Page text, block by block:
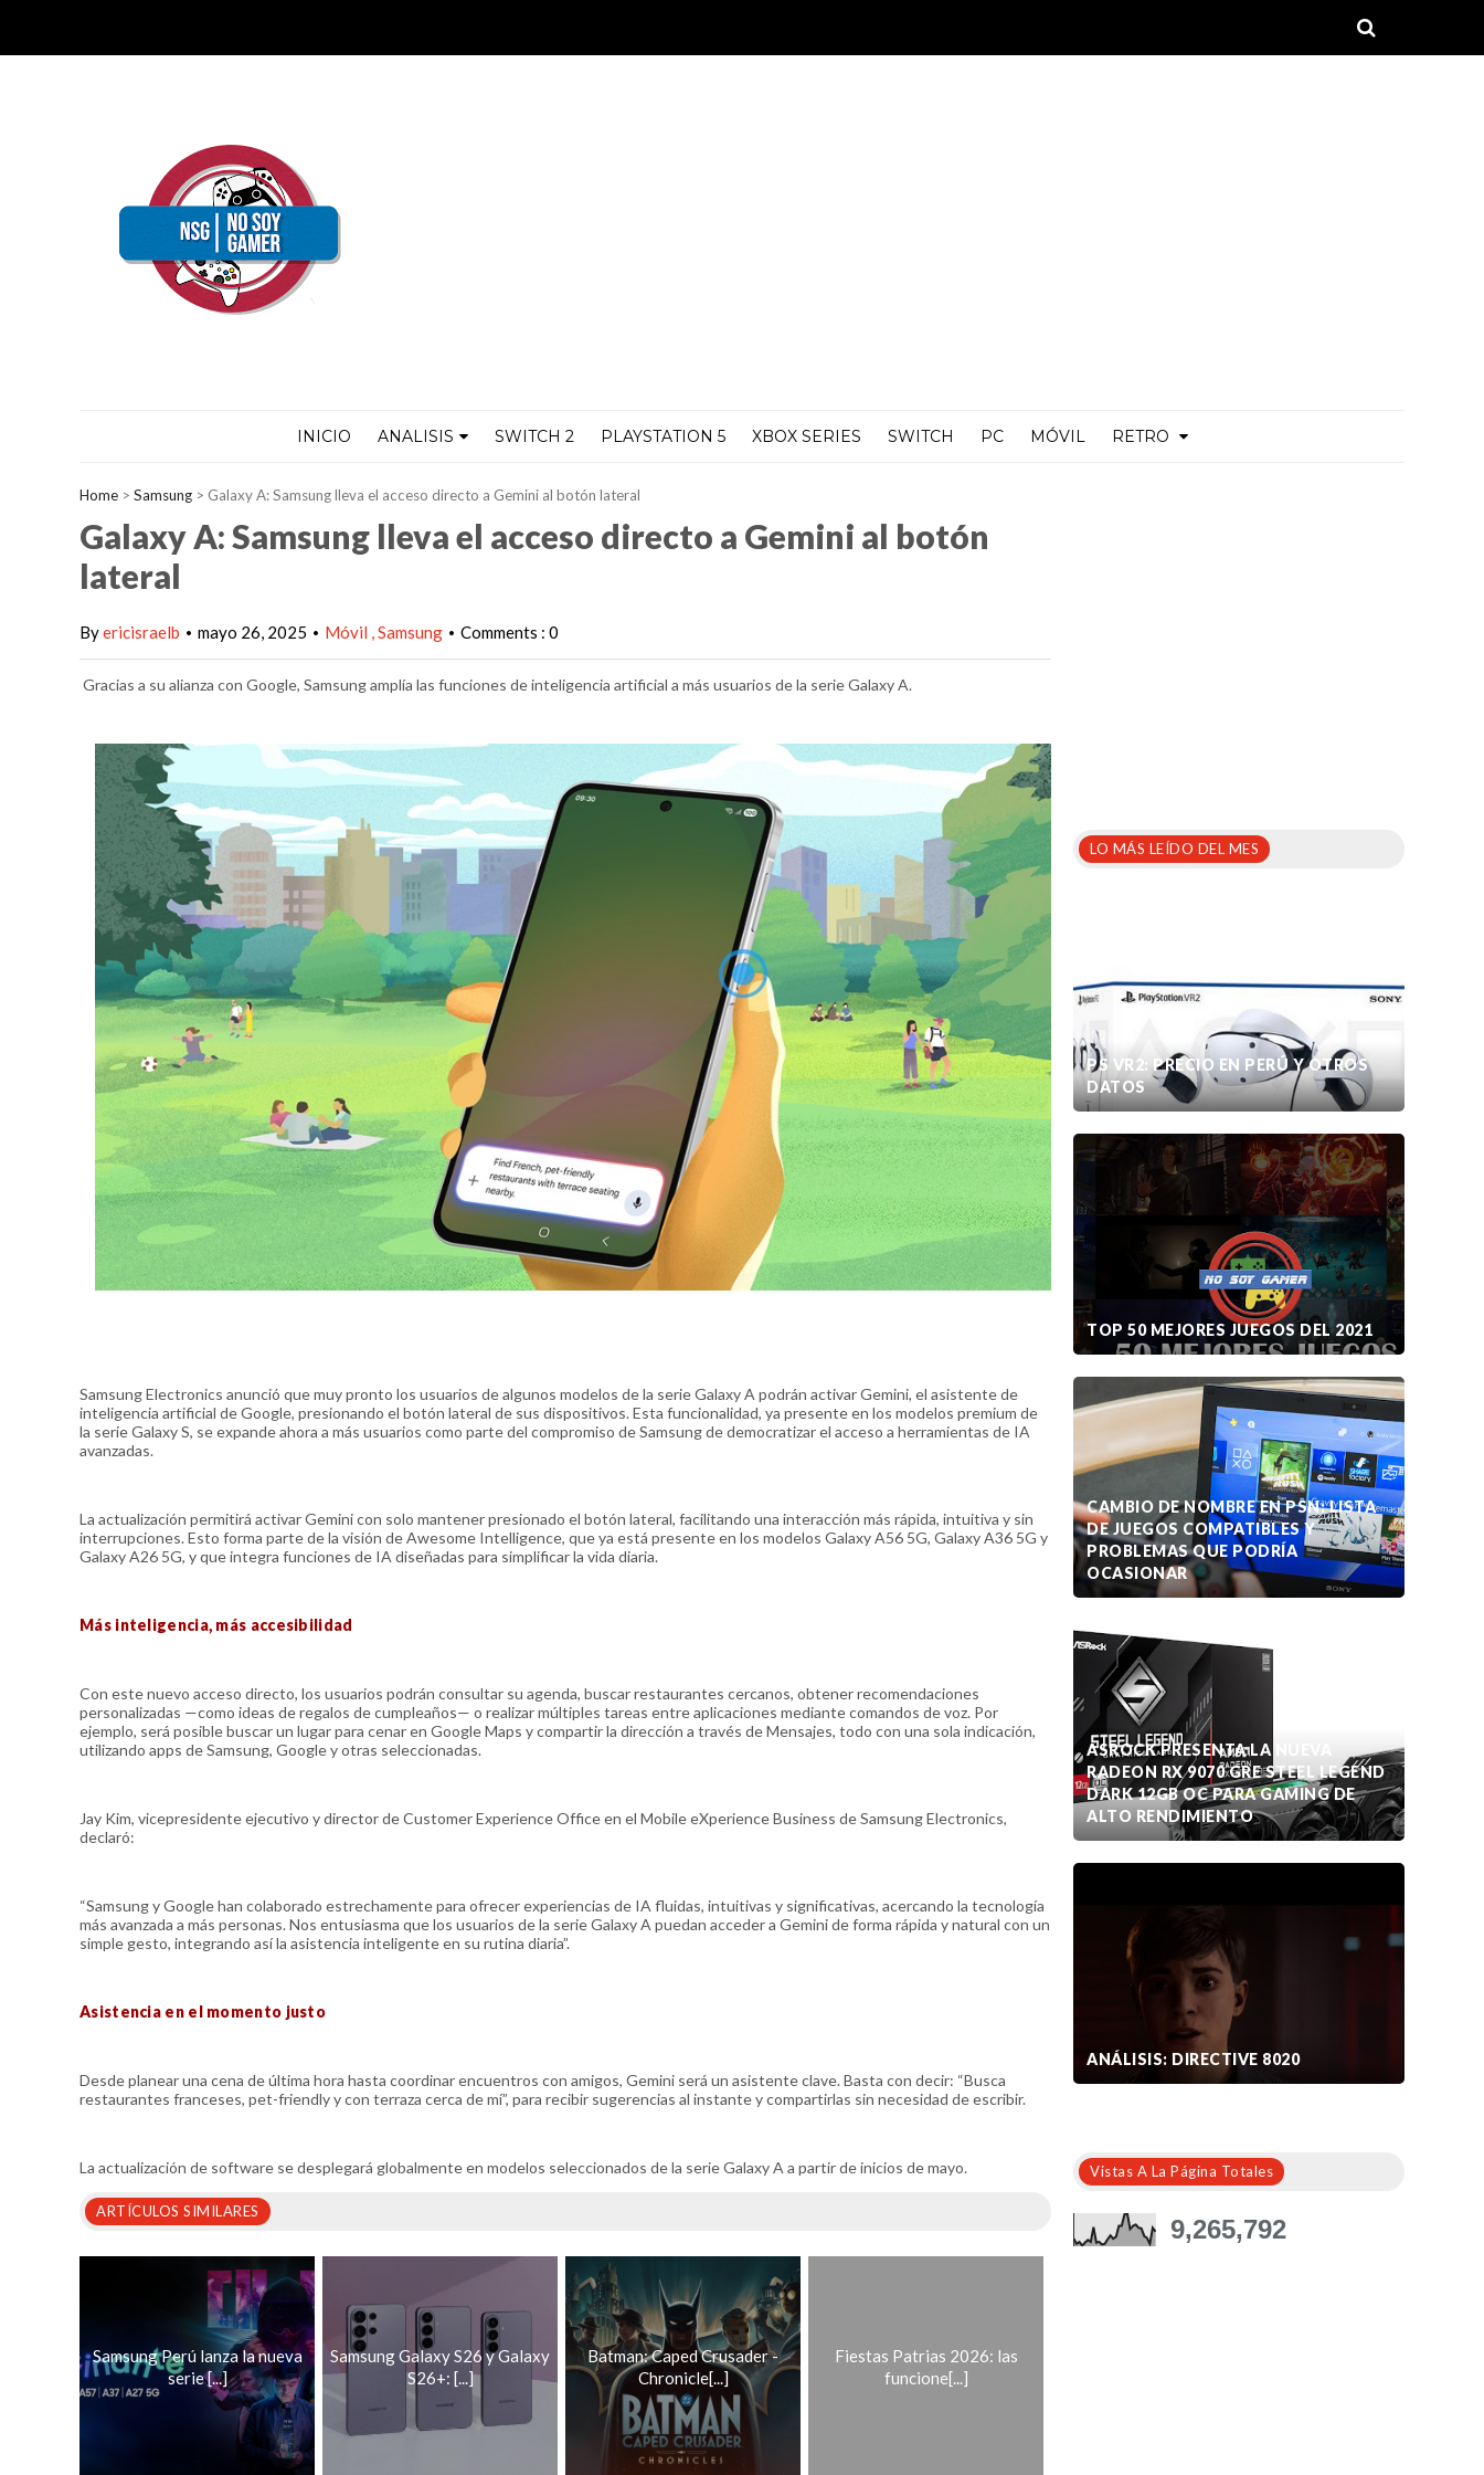
INICIO ANALISIS SWITCH 2 PLAYSTATION 5 XBOX SERIES SWITCH PC MÓVIL RETRO
Home > Samsung > Galaxy A: Samsung lleva el acceso directo a Gemini al botón lateral
Galaxy A: Samsung lleva el acceso directo a Gemini al botón
lateral
Byericisraelb • mayo 26, 2025 • Móvil Samsung • Comments : 0
Gracias a su alianza con Google, Samsung amplía las funciones de inteligencia artificial a más usuarios de la serie Galaxy A.
Samsung Electronics anunció que muy pronto los usuarios de algunos modelos de la serie Galaxy A podrán activar Gemini, el asistente de
inteligencia artificial de Google, presionando el botón lateral de sus dispositivos. Esta funcionalidad, ya presente en los modelos premium de
la serie Galaxy S, se expande ahora a más usuarios como parte del compromiso de Samsung de democratizar el acceso a herramientas de IA
avanzadas.
La actualización permitirá activar Gemini con solo mantener presionado el botón lateral, facilitando una interacción más rápida, intuitiva y sin
interrupciones. Esto forma parte de la visión de Awesome Intelligence, que ya está presente en los modelos Galaxy A56 5G, Galaxy A36 5G y
Galaxy A26 5G, y que integra funciones de IA diseñadas para simplificar la vida diaria.
Más inteligencia, más accesibilidad
Con este nuevo acceso directo, los usuarios podrán consultar su agenda, buscar restaurantes cercanos, obtener recomendaciones
personalizadas —como ideas de regalos de cumpleaños— o realizar múltiples tareas entre aplicaciones mediante comandos de voz. Por
ejemplo, será posible buscar un lugar para cenar en Google Maps y compartir la dirección a través de Mensajes, todo con una sola indicación,
utilizando apps de Samsung, Google y otras seleccionadas.
Jay Kim, vicepresidente ejecutivo y director de Customer Experience Office en el Mobile eXperience Business de Samsung Electronics,
declaró:
“Samsung y Google han colaborado estrechamente para ofrecer experiencias de IA fluidas, intuitivas y significativas, acercando la tecnología
más avanzada a más personas. Nos entusiasma que los usuarios de la serie Galaxy A puedan acceder a Gemini de forma rápida y natural con un
simple gesto, integrando así la asistencia inteligente en su rutina diaria”.
Asistencia en el momento justo
Desde planear una cena de última hora hasta coordinar encuentros con amigos, Gemini será un asistente clave. Basta con decir: “Busca
restaurantes franceses, pet-friendly y con terraza cerca de mí”, para recibir sugerencias al instante y compartirlas sin necesidad de escribir.
La actualización de software se desplegará globalmente en modelos seleccionados de la serie Galaxy A a partir de inicios de mayo.
ARTÍCULOS SIMILARES
Samsung Perú lanza la nueva
serie [...]
Samsung Galaxy S26 y Galaxy
S26+: [...]
Batman: Caped Crusader -
Chronicle[...]
Fiestas Patrias 2026: las
funcione[...]
LO MÁS LEÍDO DEL MES
PS VR2: PRECIO EN PERÚ Y OTROS
DATOS
TOP 50 MEJORES JUEGOS DEL 2021
CAMBIO DE NOMBRE EN PSN: LISTA
DE JUEGOS COMPATIBLES Y
PROBLEMAS QUE PODRÍA
OCASIONAR
ASROCK PRESENTA LA NUEVA
RADEON RX 9070 GRE STEEL LEGEND
DARK 12GB OC PARA GAMING DE
ALTO RENDIMIENTO
ANÁLISIS: DIRECTIVE 8020
Vistas A La Página Totales
9,265,792